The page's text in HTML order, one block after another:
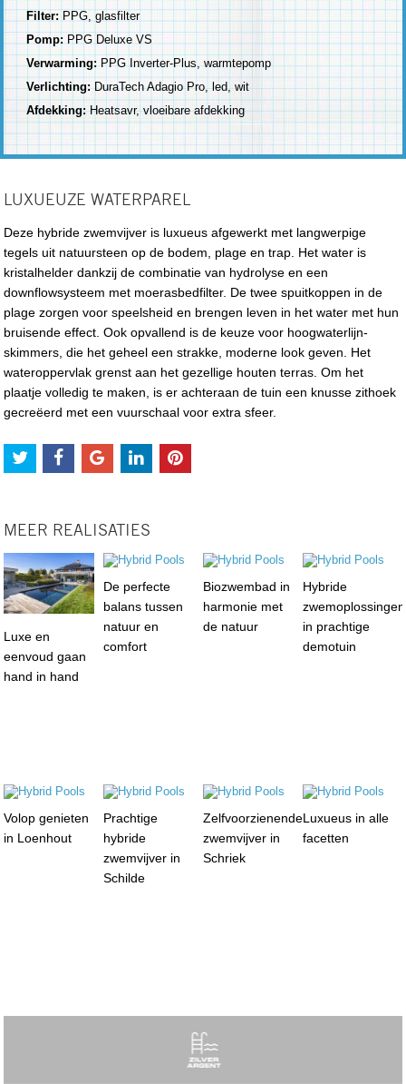
Filter: PPG, glasfilter
Pomp: PPG Deluxe VS
Verwarming:PPG Inverter-Plus, warmtepomp
Verlichting: DuraTech Adagio Pro, led, wit
Afdekking: Heatsavr, vloeibare afdekking
LUXUEUZE WATERPAREL
Deze hybride zwemvijver is luxueus afgewerkt met langwerpige
tegels uit natuursteen op de bodem, plage en trap. Het water is
kristalhelder dankzij de combinatie van hydrolyse en een
downflowsysteem met moerasbedfilter. De twee spuitkoppen in de
plage zorgen voor speelsheid en brengen leven in het water met hun
bruisende effect. Ook opvallend is de keuze voor hoogwaterlijn-
skimmers, die het geheel een strakke, moderne look geven. Het
wateroppervlak grenst aan het gezellige houten terras. Om het
plaatje volledig te maken, is er achteraan de tuin een knusse zithoek
gecreëerd met een vuurschaal voor extra sfeer.
MEER REALISATIES
Luxe en
eenvoud gaan
hand in hand
De perfecte
balans tussen
natuur en
comfort
Biozwembad in
harmonie met
de natuur
Hybride
zwemoplossingen
in prachtige
demotuin
Volop genieten
in Loenhout
Prachtige
hybride
zwemvijver in
Schilde
Zelfvoorzienende
zwemvijver in
Schriek
Luxueus in alle
facetten